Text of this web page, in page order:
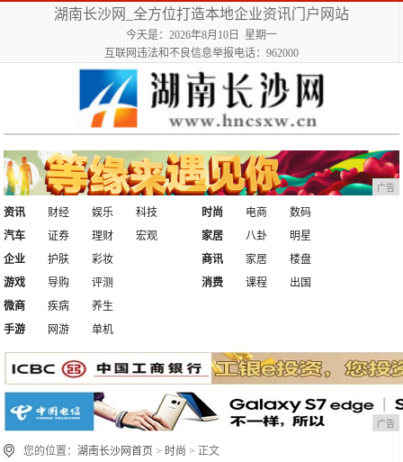
湖南长沙网_全方位打造本地企业资讯门户网站
今天是：2026年8月10日 星期一
互联网违法和不良信息举报电话：962000
广告
资讯 财经 娱乐
科技
汽车
证券 理财 宏观
时尚 电商
数码
家居
八卦
明星
企业
护肤
彩妆
游戏
导购 评测
商讯 家居
楼盘
消费
课程
出国
微商
疾病
养生
手游
网游 单机
广告
您的位置：湖南长沙网首页 > 时尚 > 正文